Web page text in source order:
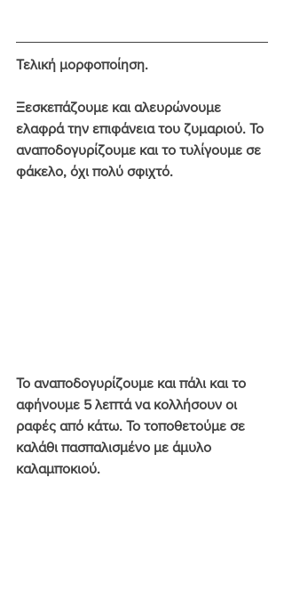
Τελική μορφοποίηση.
Ξεσκεπάζουμε και αλευρώνουμε
ελαφρά την επιφάνεια του ζυμαριού. Το
αναποδογυρίζουμε και το τυλίγουμε σε
φάκελο, όχι πολύ σφιχτό.
Το αναποδογυρίζουμε και πάλι και το
αφήνουμε 5 λεπτά να κολλήσουν οι
ραφές από κάτω. Το τοποθετούμε σε
καλάθι πασπαλισμένο με άμυλο
καλαμποκιού.